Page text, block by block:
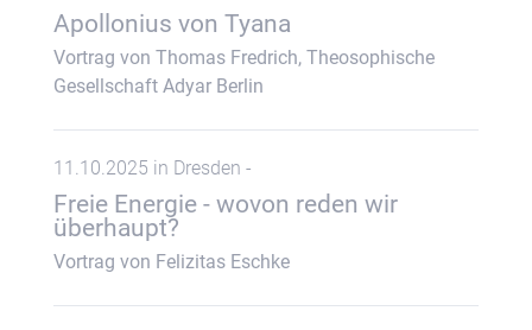
Apollonius von Tyana
Vortrag von Thomas Fredrich, Theosophische
Gesellschaft Adyar Berlin
11.10.2025 in Dresden -
Freie Energie - wovon reden wir
überhaupt?
Vortrag von Felizitas Eschke